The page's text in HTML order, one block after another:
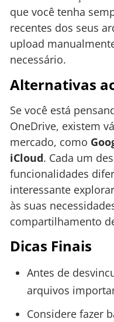
que você tenha
recentes dos seus
upload
necessário.
Alternativas
Se você está
OneDrive, existem
mercado, como
iCloud. Cada um
funcionalidades
interessante
às suas
compartilhamento
Dicas Finais
Antes de
arquivos
Considere fazer